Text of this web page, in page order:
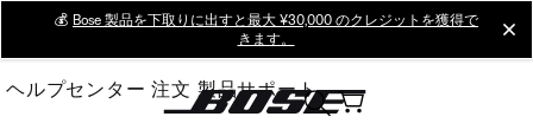
Main
💰 Bose 製品を下取りに出すと最大 ¥30,000 のクレジットを獲得で
きます。
ヘルプセンター 注文 製品サポート